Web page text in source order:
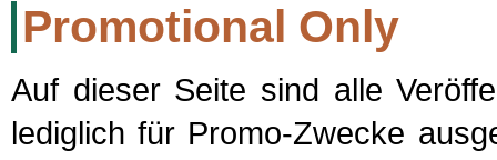
Promotional Only
Auf dieser Seite sind alle
lediglich für Promo-Zwecke